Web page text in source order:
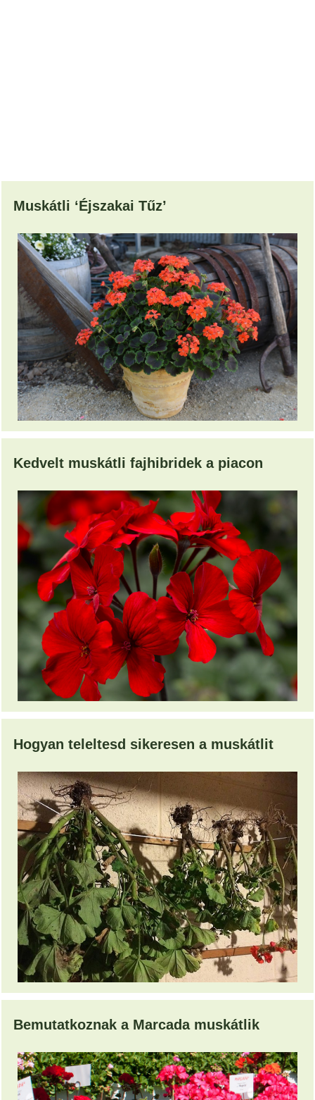
Muskátli ‘Éjszakai Tűz’
Kedvelt muskátli fajhibridek a piacon
Hogyan teleltesd sikeresen a muskátlit
Bemutatkoznak a Marcada muskátlik